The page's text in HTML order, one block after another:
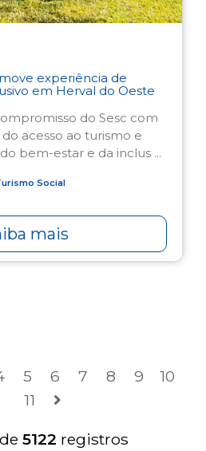
experiência de
em Herval do Oeste
do Sesc com
acesso ao turismo e
bem-estar e da inclus ...
Social
mais
5 6 7 8 9
10
11
5122 registros